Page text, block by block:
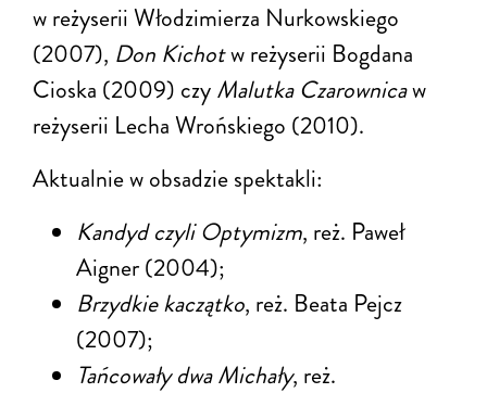
w reżyserii Włodzimierza Nurkowskiego
(2007), Don Kichotw reżyserii Bogdana
Cioska (2009) czyMalutka Czarownicaw
reżyserii Lecha Wrońskiego (2010).
Aktualnie w obsadzie spektakli:
Kandyd czyli Optymizm, reż. Paweł
Aigner (2004);
Brzydkie kaczątko, reż. Beata Pejcz
(2007);
Tańcowały dwa Michały, reż.